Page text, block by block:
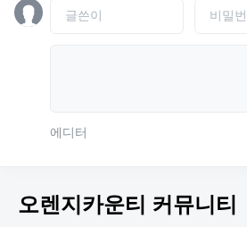
에디터
오렌지카운티 커뮤니티